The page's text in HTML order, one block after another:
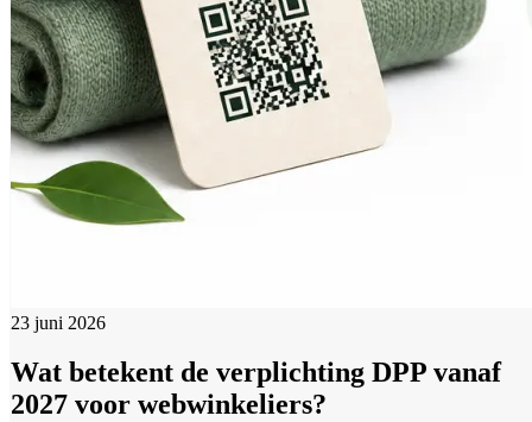
23 juni 2026
Wat betekent de verplichting DPP vanaf
2027 voor webwinkeliers?